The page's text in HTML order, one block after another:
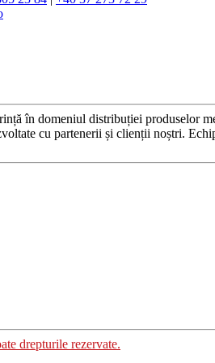
în domeniul distribuției produselor
cu partenerii și clienții noștri.
drepturile rezervate.